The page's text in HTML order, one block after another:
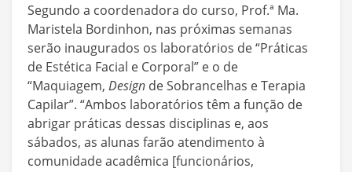
Segundo a coordenadora do curso, Prof.ª Ma.
Maristela Bordinhon, nas próximas semanas
serão inaugurados os laboratórios de “Práticas
de Estética Facial e Corporal” e o de
“Maquiagem, Design de Sobrancelhas e Terapia
Capilar”. “Ambos laboratórios têm a função de
abrigar práticas dessas disciplinas e, aos
sábados, as alunas farão atendimento à
comunidade acadêmica [funcionários,